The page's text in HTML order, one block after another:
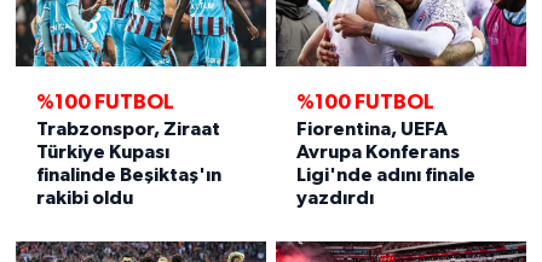
%100 FUTBOL
Trabzonspor, Ziraat
Türkiye Kupası
finalinde Beşiktaş'ın
rakibi oldu
%100 FUTBOL
Fiorentina, UEFA
Avrupa Konferans
Ligi'nde adını finale
yazdırdı